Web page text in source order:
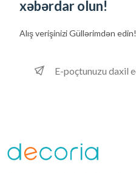
xəbərdar olun!
Alış verişiniziGüllərimdən edin!